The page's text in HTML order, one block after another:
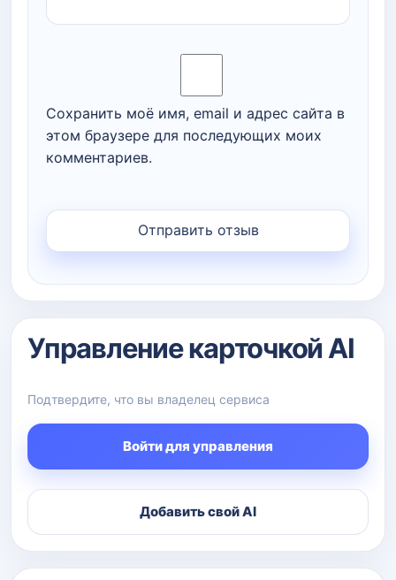
Сохранить моё имя, email и адрес сайта в
этом браузере для последующих моих
комментариев.
Управление карточкой AI
Подтвердите, что вы владелец сервиса
Войти для управления
Добавить свой AI